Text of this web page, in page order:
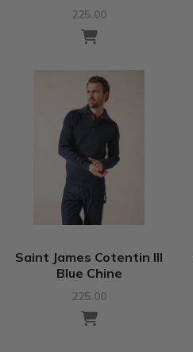
225.00
Saint James Cotentin III
Blue Chine
225.00